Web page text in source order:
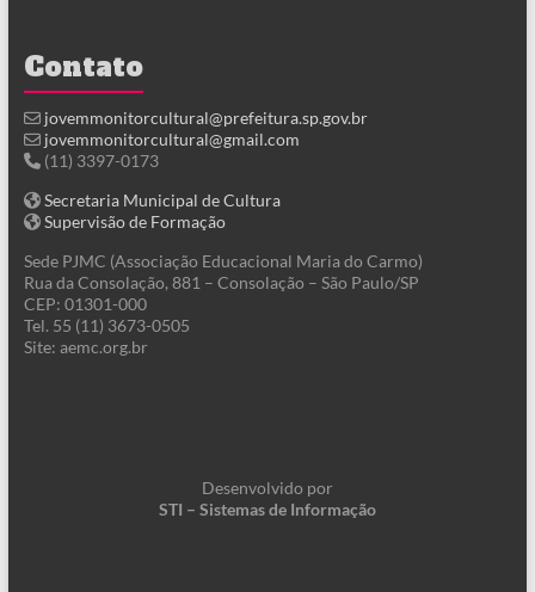
Contato
jovemmonitorcultural@prefeitura.sp.gov.br
jovemmonitorcultural@gmail.com
(11) 3397-0173
Secretaria Municipal de Cultura
Supervisão de Formação
Sede PJMC (Associação Educacional Maria do Carmo)
Rua da Consolação, 881 – Consolação – São Paulo/SP
CEP: 01301-000
Tel. 55 (11) 3673-0505
Site: aemc.org.br
Desenvolvido por
STI – Sistemas de Informação